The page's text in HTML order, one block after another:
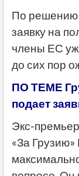
По решению
заявку на
члены ЕС
до сих пор
ПО ТЕМЕ
подает
Экс-
«За Грузию»